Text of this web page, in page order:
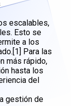
escalables,
Esto se
a los
Para las
más rápido,
hasta los
del
gestión de